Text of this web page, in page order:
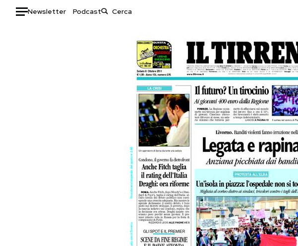
Newsletter Podcast
Moda
Consumismi
Storie/Idee
Ok Boomer!
Media
Europa
Altrecose
Mondiali calcio 2026